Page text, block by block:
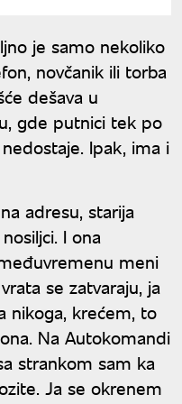
je samo nekoliko
novčanik ili torba
dešava u
gde putnici tek po
Ipak, ima i
adresu, starija
I ona
meni
se zatvaraju, ja
nikoga, krećem, to
Na Autokomandi
strankom sam ka
Ja se okrenem